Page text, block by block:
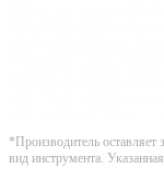
*Производитель оставляет
вид инструмента.